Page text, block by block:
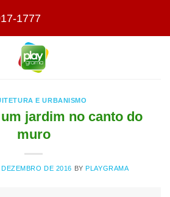
1777
E URBANISMO
jardim no canto do
muro
DE 2016 BYPLAYGRAMA